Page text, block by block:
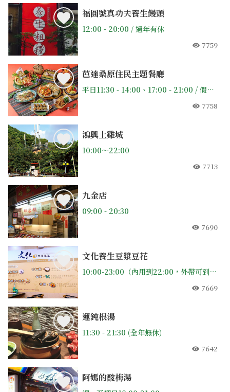
福圓號真功夫養生饅頭
12:00 - 20:00 / 過年有休
人氣
7759
芭達桑原住民主題餐廳
平日11:30 - 14:00、17:00 - 21:00 / 假日 11:30 - 22:00 / 休假日官網公布
人氣
7758
鴻興土雞城
10:00～22:00
人氣
7713
九金店
09:00 - 20:30
人氣
7690
文化養生豆漿豆花
10:00-23:00（內用到22:00，外帶可到23:00）(過年休)
人氣
7669
運鈍根湯
11:30 - 21:30 (全年無休)
人氣
7642
阿媽的酸梅湯